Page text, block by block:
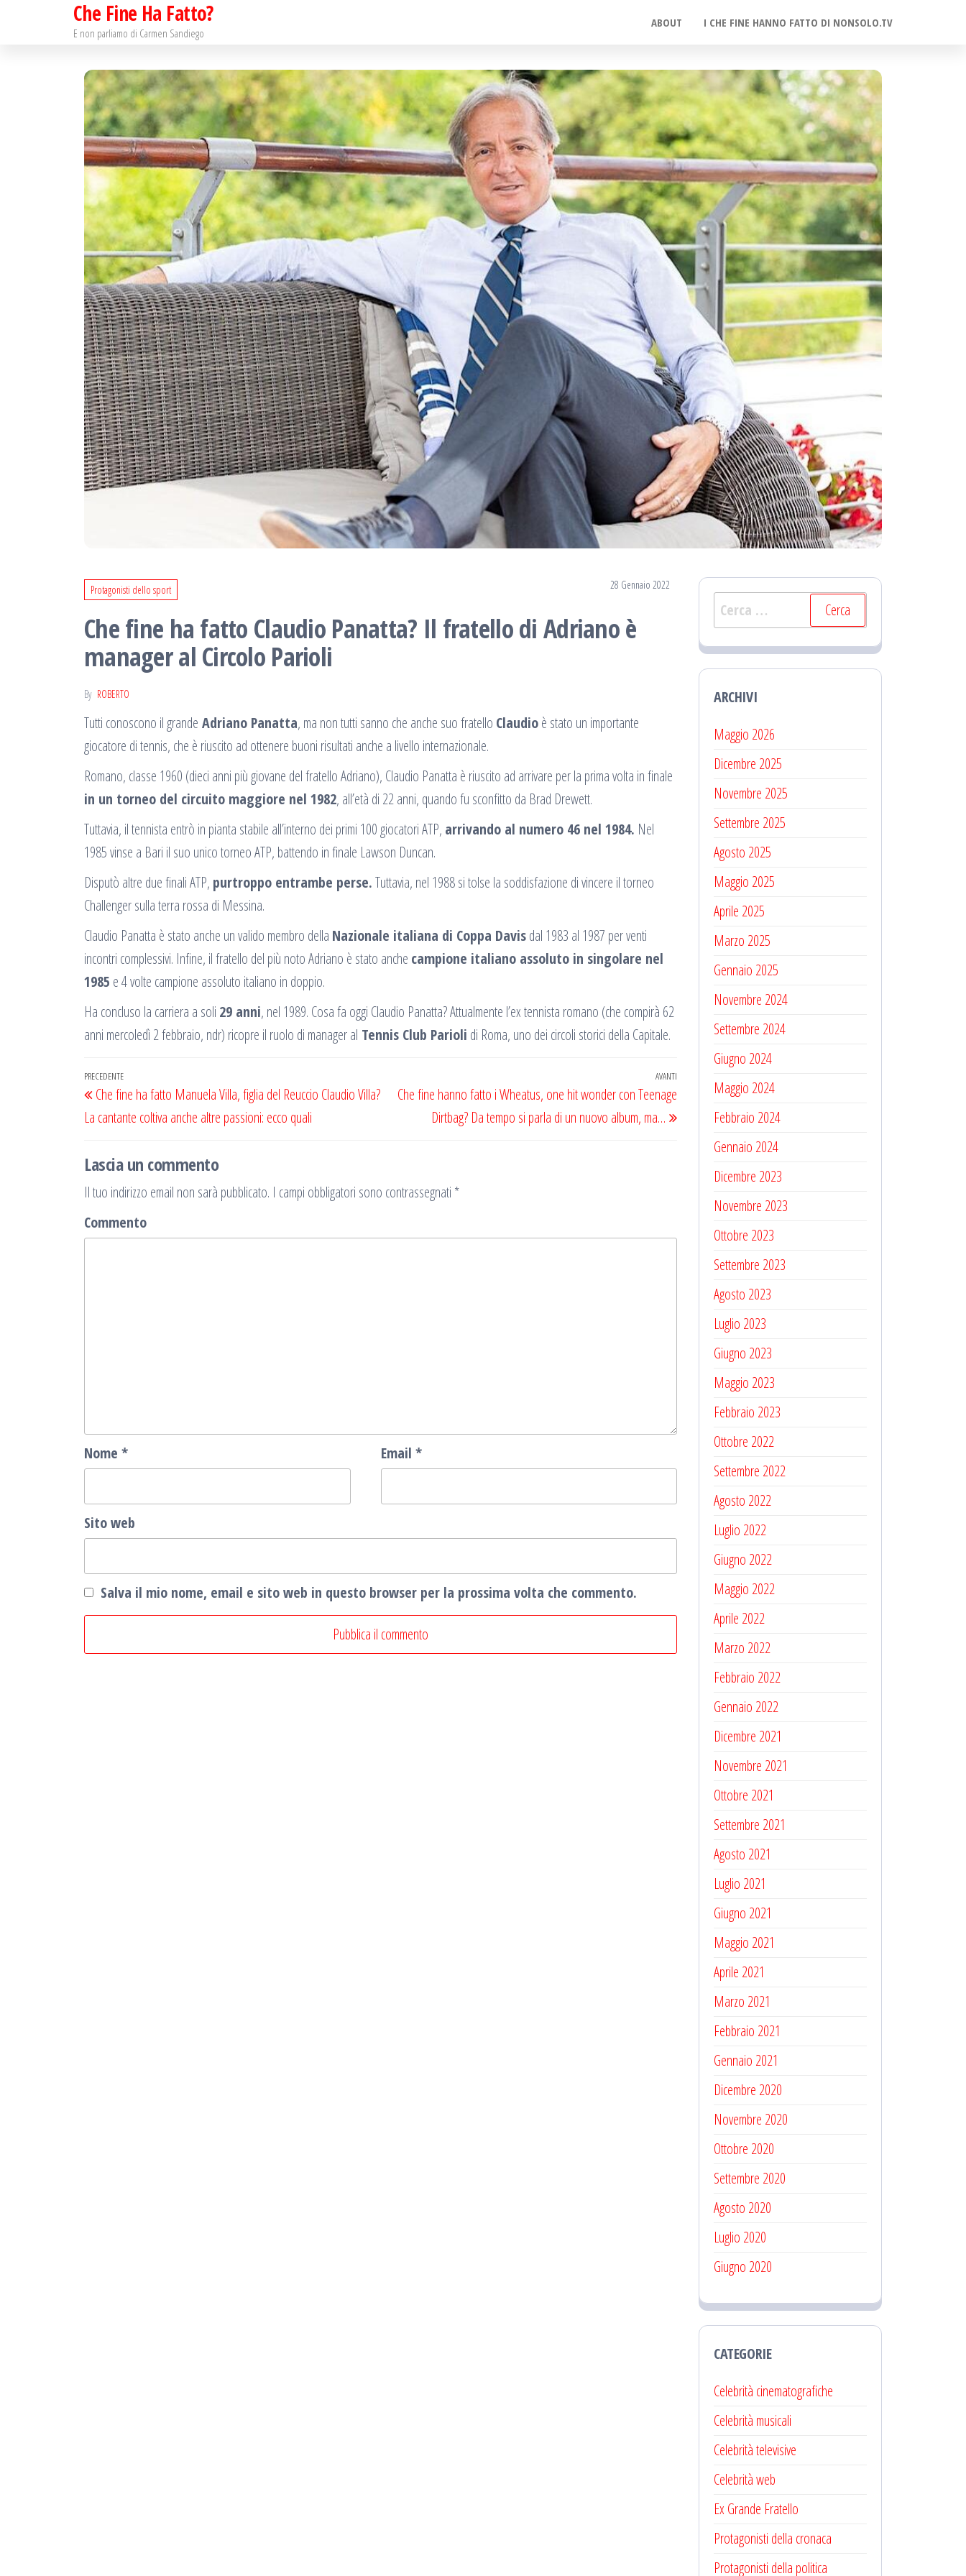
Che Fine Ha Fatto?
E non parliamo di Carmen Sandiego
ABOUT I CHE FINE HANNO FATTO DI NONSOLO.TV
Protagonisti dello sport 28 Gennaio 2022
Che fine ha fatto Claudio Panatta? Il fratello di Adriano è
manager al Circolo Parioli
By ROBERTO
Tutti conoscono il grande Adriano Panatta, ma non tutti sanno che anche suo fratello Claudioè stato un importante
giocatore di tennis, che è riuscito ad ottenere buoni risultati anche a livello internazionale.
Romano, classe 1960 (dieci anni più giovane del fratello Adriano), Claudio Panatta è riuscito ad arrivare per la prima volta in finale
in un torneo del circuito maggiore nel 1982, all’età di 22 anni, quando fu sconfitto da Brad Drewett.
Tuttavia, il tennista entrò in pianta stabile all’interno dei primi 100 giocatori ATP, arrivando al numero 46 nel 1984. Nel
1985 vinse a Bari il suo unico torneo ATP, battendo in finale Lawson Duncan.
Disputò altre due finali ATP, purtroppo entrambe perse.Tuttavia, nel 1988 si tolse la soddisfazione di vincere il torneo
Challenger sulla terra rossa di Messina.
Claudio Panatta è stato anche un valido membro della Nazionale italiana di Coppa Davisdal 1983 al 1987 per venti
incontri complessivi. Infine, il fratello del più noto Adriano è stato anche campione italiano assoluto in singolare nel
1985 e 4 volte campione assoluto italiano in doppio.
Ha concluso la carriera a soli 29 anni, nel 1989. Cosa fa oggi Claudio Panatta? Attualmente l’ex tennista romano (che compirà 62
anni mercoledì 2 febbraio, ndr) ricopre il ruolo di manager al Tennis Club Parioli di Roma, uno dei circoli storici della Capitale.
Navigazione
articoli
Articolo
precedente
PRECEDENTE
Che fine ha fatto Manuela Villa, figlia del Reuccio Claudio Villa?
La cantante coltiva anche altre passioni: ecco quali
AVANTI
Che fine hanno fatto i Wheatus, one hit wonder con Teenage
Dirtbag? Da tempo si parla di un nuovo album, ma…
Lascia un commento
Il tuo indirizzo email non sarà pubblicato. I campi obbligatori sono contrassegnati *
Commento
Nome * Email *
Sito web
Salva il mio nome, email e sito web in questo browser per la prossima volta che commento.
Ricerca
per:
ARCHIVI
Maggio 2026
Dicembre 2025
Novembre 2025
Settembre 2025
Agosto 2025
Maggio 2025
Aprile 2025
Marzo 2025
Gennaio 2025
Novembre 2024
Settembre 2024
Giugno 2024
Maggio 2024
Febbraio 2024
Gennaio 2024
Dicembre 2023
Novembre 2023
Ottobre 2023
Settembre 2023
Agosto 2023
Luglio 2023
Giugno 2023
Maggio 2023
Febbraio 2023
Ottobre 2022
Settembre 2022
Agosto 2022
Luglio 2022
Giugno 2022
Maggio 2022
Aprile 2022
Marzo 2022
Febbraio 2022
Gennaio 2022
Dicembre 2021
Novembre 2021
Ottobre 2021
Settembre 2021
Agosto 2021
Luglio 2021
Giugno 2021
Maggio 2021
Aprile 2021
Marzo 2021
Febbraio 2021
Gennaio 2021
Dicembre 2020
Novembre 2020
Ottobre 2020
Settembre 2020
Agosto 2020
Luglio 2020
Giugno 2020
CATEGORIE
Celebrità cinematografiche
Celebrità musicali
Celebrità televisive
Celebrità web
Ex Grande Fratello
Protagonisti della cronaca
Protagonisti della politica